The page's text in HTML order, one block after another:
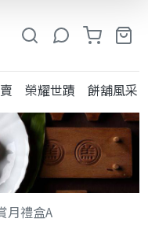
榮耀世蹟 餅舖風采
月禮盒A